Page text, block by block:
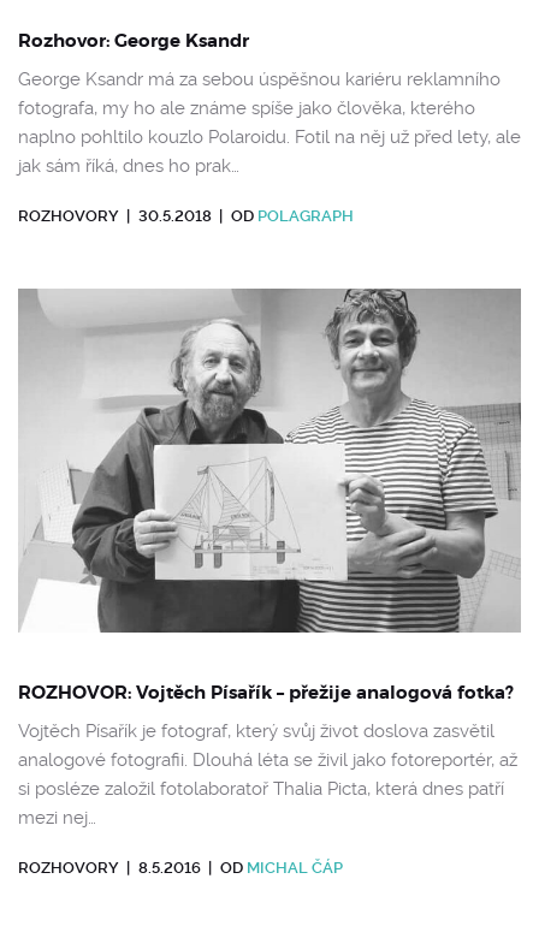
Rozhovor: George Ksandr
George Ksandr má za sebou úspěšnou kariéru reklamního
fotografa, my ho ale známe spíše jako člověka, kterého
naplno pohltilo kouzlo Polaroidu. Fotil na něj už před lety, ale
jak sám říká, dnes ho prak…
ROZHOVORY | 30.5.2018 | OD POLAGRAPH
ROZHOVOR: Vojtěch Písařík – přežije analogová fotka?
Vojtěch Písařík je fotograf, který svůj život doslova zasvětil
analogové fotografii. Dlouhá léta se živil jako fotoreportér, až
si posléze založil fotolaboratoř Thalia Picta, která dnes patří
mezi nej…
ROZHOVORY 8.5.2016 OD MICHAL ČÁP